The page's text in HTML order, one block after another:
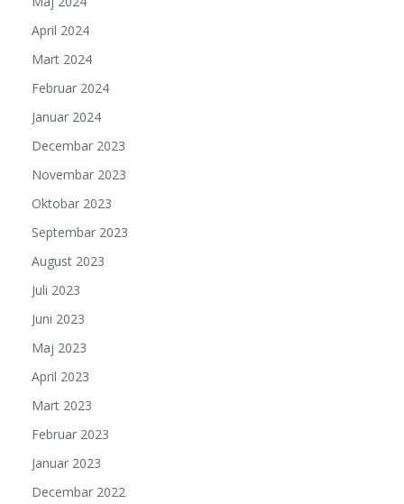
April 2024
Mart 2024
Februar 2024
Januar 2024
Decembar 2023
Novembar 2023
Oktobar 2023
Septembar 2023
August 2023
Juli 2023
Juni 2023
Maj 2023
April 2023
Mart 2023
Februar 2023
Januar 2023
Decembar 2022